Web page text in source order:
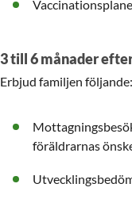
3 till 6 månader
Erbjud familjen följande:
föräldrarnas